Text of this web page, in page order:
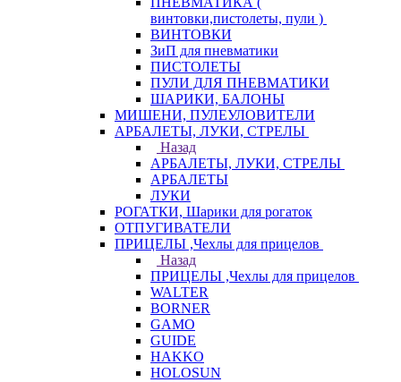
винтовки,пистолеты, пули )
ВИНТОВКИ
ЗиП для пневматики
ПИСТОЛЕТЫ
ПУЛИ ДЛЯ ПНЕВМАТИКИ
ШАРИКИ, БАЛОНЫ
МИШЕНИ, ПУЛЕУЛОВИТЕЛИ
АРБАЛЕТЫ, ЛУКИ, СТРЕЛЫ
Назад
АРБАЛЕТЫ, ЛУКИ, СТРЕЛЫ
АРБАЛЕТЫ
ЛУКИ
РОГАТКИ, Шарики для рогаток
ОТПУГИВАТЕЛИ
ПРИЦЕЛЫ ,Чехлы для прицелов
Назад
ПРИЦЕЛЫ ,Чехлы для прицелов
WALTER
BORNER
GAMO
GUIDE
HAKKO
HOLOSUN